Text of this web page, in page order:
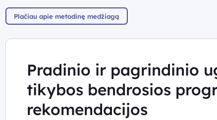
Plačiau apie metodinę medžiagą
Pradinio ir pagrindinio
tikybos bendrosios
rekomendacijos